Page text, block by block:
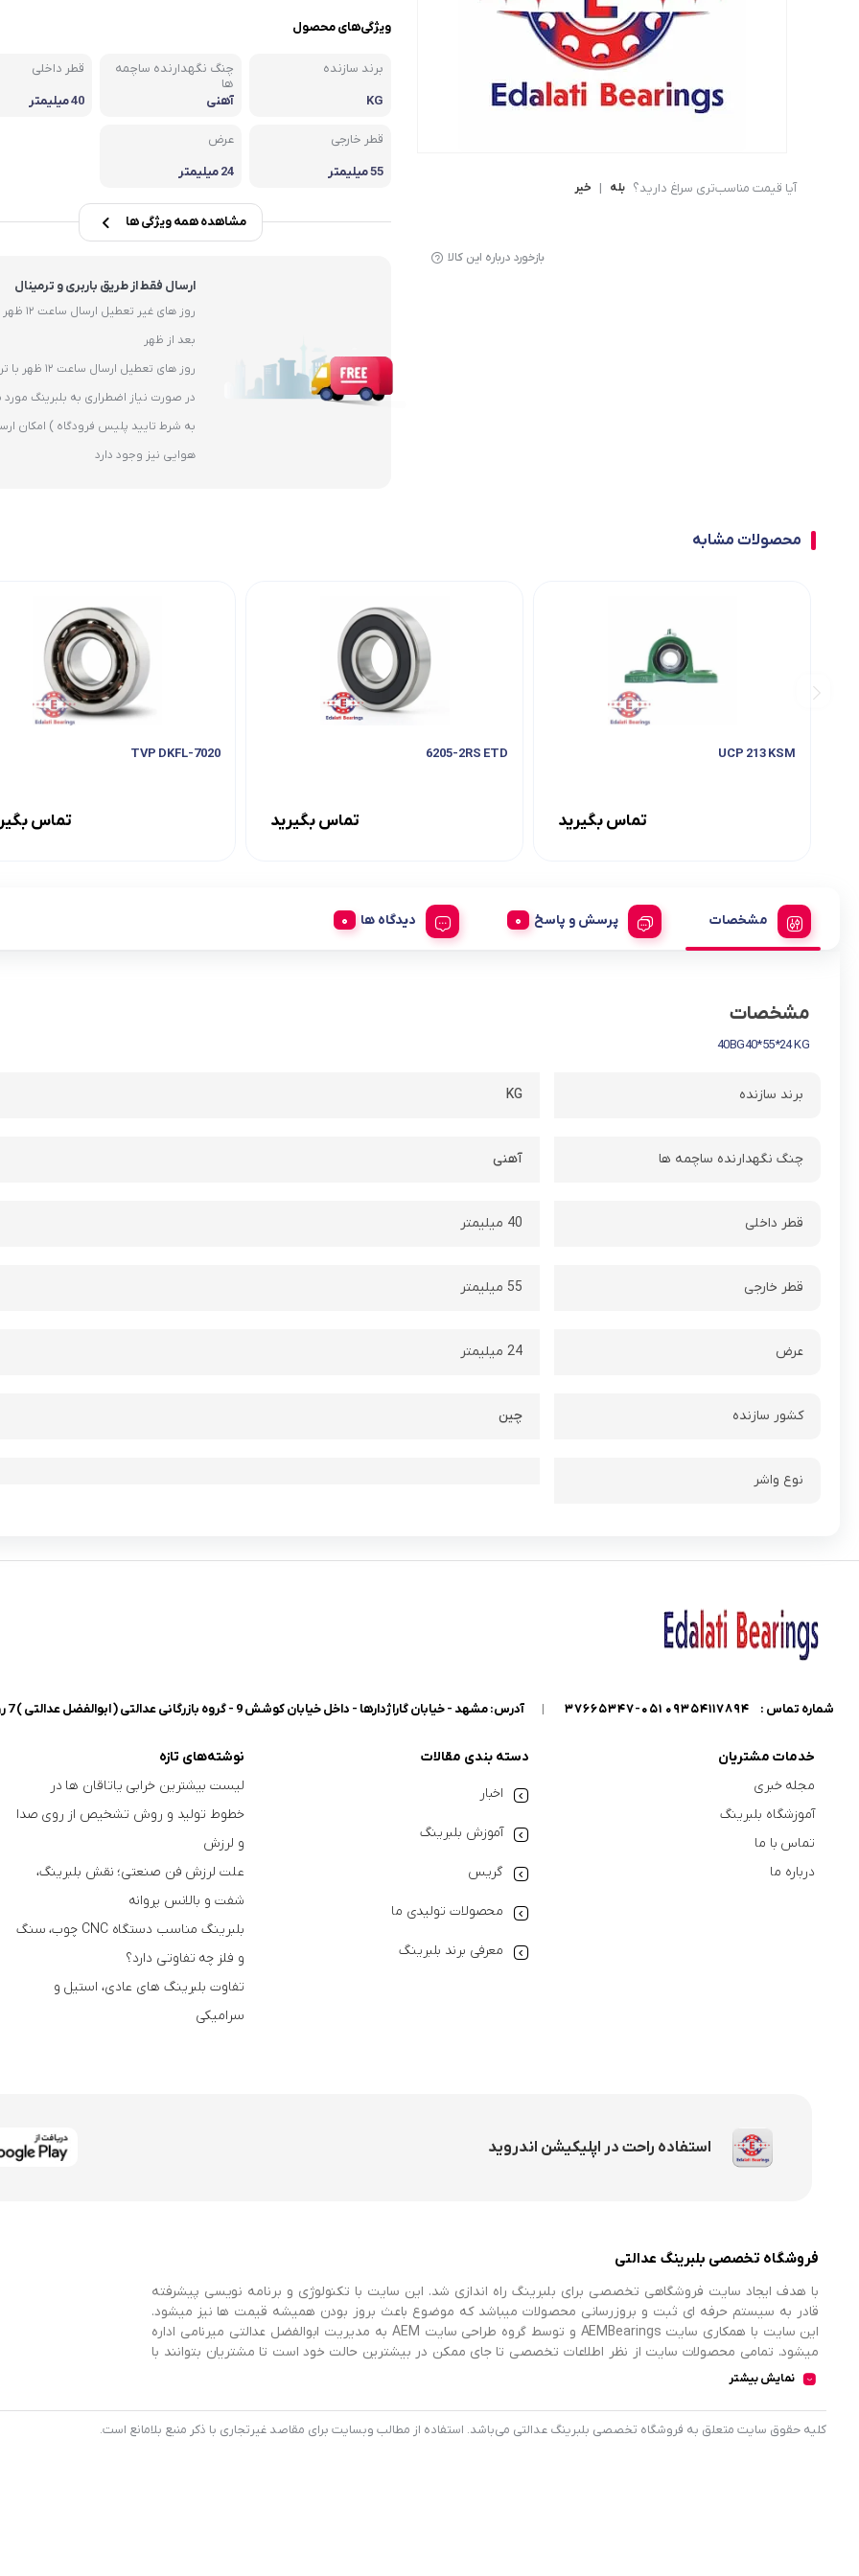
بلبرینگ شعاعی
بلبرینگ شعاعی کروی ( قل قلی )
یاتاقان پایه کوتاه UCPA
آیا قیمت مناسب‌تری سراغ دارید؟ بله | خیر
بازخورد درباره این کالا
ویژگی‌های محصول
برند سازنده
KG
چنگ نگهدارنده ساچمه
ها
آهنی
قطر داخلی
40 میلیمتر
قطر خارجی
55 میلیمتر
عرض
24 میلیمتر
مشاهده همه ویژگی ها
ارسال فقط از طریق باربری و ترمینال
بعد از ظهر
روز های تعطیل ارسال ساعت 12 ظهر با ترمیال
در صورت نیاز اضطراری به بلبرینگ مورد
به شرط تایید پلیس فرودگاه ) امکان
هوایی نیز وجود دارد
محصولات مشابه
UCP 213 KSM
تماس بگیرید
6205-2RS ETD
تماس بگیرید
7020-TVP DKFL
تماس
مشخصات پرسش و پاسخ دیدگاه ها
مشخصات
40BG40*55*24 KG
برند سازنده KG
چنگ نگهدارنده ساچمه ها آهنی
قطر داخلی 40 میلیمتر
قطر خارجی 55 میلیمتر
عرض 24 میلیمتر
کشور سازنده چین
نوع واشر
شماره تماس : 09354117894 051-37665347
| آدرس: مشهد - خیابان گاراژدارها - داخل خیابان کوشش 9 - گروه بازرگانی عدالتی ( ابوالفضل عدالتی ) 7 روز هفته، 8 صبح تا 8 شب پاسخگوی شما هستیم.
خدمات مشتریان
مجله خبری
آموزشگاه بلبرینگ
تماس با ما
درباره ما
دسته بندی مقالات
اخبار
آموزش بلبرینگ
گریس
محصولات تولیدی ما
معرفی برند بلبرینگ
نوشته‌های تازه
لیست بیشترین خرابی‌ یاتاقان ها در
خطوط تولید و روش تشخیص از روی صدا
و لرزش
علت لرزش فن صنعتی؛ نقش بلبرینگ،
شفت و بالانس پروانه
بلبرینگ مناسب دستگاه CNC چوب، سنگ
و فلز چه تفاوتی دارد؟
تفاوت بلبرینگ های عادی، استیل و
سرامیکی
استفاده راحت در اپلیکیشن اندروید
فروشگاه تخصصی بلبرینگ عدالتی
با هدف ایجاد سایت فروشگاهی تخصصی برای بلبرینگ راه اندازی شد. این سایت با تکنولوژی و برنامه نویسی پیشرفته
قادر به سیستم حرفه ای ثبت و بروزرسانی محصولات میباشد که موضوع باعث بروز بودن همیشه قیمت ها نیز میشود.
این سایت با همکاری سایت AEMBearings و توسط گروه طراحی سایت AEM به مدیریت ابوالفضل عدالتی میرنامی اداره
میشود. تمامی محصولات سایت از نظر اطلاعات تخصصی تا جای ممکن در بیشترین حالت خود است تا مشتریان بتوانند با
اطلاعات کامل محصولات را از فروشگاه انتخاب و خریداری نمایند.
نمایش بیشتر
کليه حقوق سايت متعلق به فروشگاه تخصصی بلبرینگ عدالتی می‌باشد. استفاده از مطالب وبسایت برای مقاصد غیرتجاری با ذکر منبع بلامانع است.